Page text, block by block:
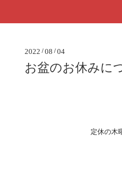
2022 /08 /04
お盆のお休みに
定休の木